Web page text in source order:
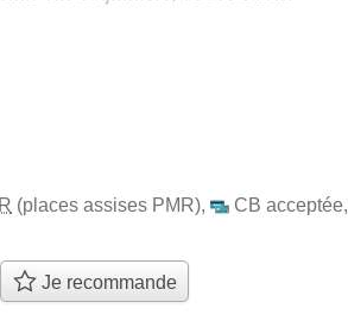
(places assises PMR), CB acceptée,
Je recommande